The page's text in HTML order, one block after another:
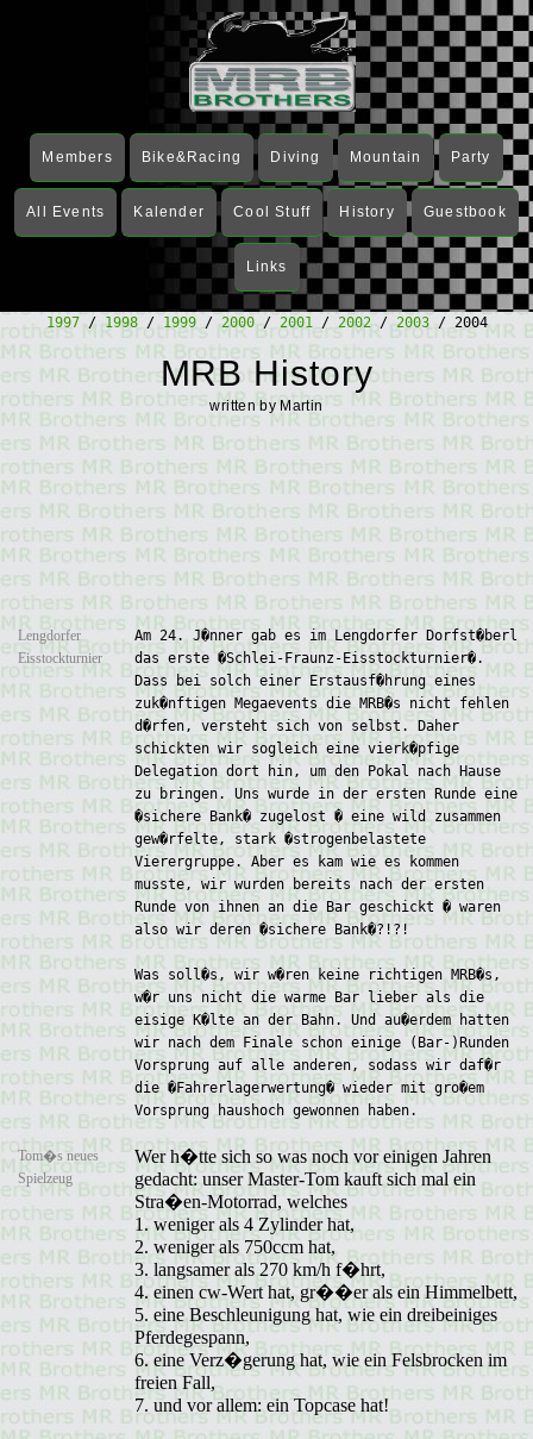
Members Bike&Racing Diving Mountain Party
All Events Kalender Cool Stuff History Guestbook
Links
1997/ 1998/ 1999/2000/ 2001/ 2002/ 2003/ 2004
MRB History
written by Martin
Lengdorfer
Eisstockturnier
Am 24. J�nner gab es im Lengdorfer Dorfst�berl
das erste �Schlei-Fraunz-Eisstockturnier�.
Dass bei solch einer Erstausf�hrung eines
zuk�nftigen Megaevents die MRB�s nicht fehlen
d�rfen, versteht sich von selbst. Daher
schickten wir sogleich eine vierk�pfige
Delegation dort hin, um den Pokal nach Hause
zu bringen. Uns wurde in der ersten Runde eine
�sichere Bank� zugelost � eine wild zusammen
gew�rfelte, stark �strogenbelastete
Vierergruppe. Aber es kam wie es kommen
musste, wir wurden bereits nach der ersten
Runde von ihnen an die Bar geschickt � waren
also wir deren �sichere Bank�?!?!
Was soll�s, wir w�ren keine richtigen MRB�s,
w�r uns nicht die warme Bar lieber als die
eisige K�lte an der Bahn. Und au�erdem hatten
wir nach dem Finale schon einige (Bar-)Runden
Vorsprung auf alle anderen, sodass wir daf�r
die �Fahrerlagerwertung� wieder mit gro�em
Vorsprung haushoch gewonnen haben.
Tom�s neues
Spielzeug
Wer h�tte sich so was noch vor einigen Jahren
gedacht: unser Master-Tom kauft sich mal ein
Stra�en-Motorrad, welches
1. weniger als 4 Zylinder hat,
2. weniger als 750ccm hat,
3. langsamer als 270 km/h f�hrt,
4. einen cw-Wert hat, gr��er als ein Himmelbett,
5. eine Beschleunigung hat, wie ein dreibeiniges
Pferdegespann,
6. eine Verz�gerung hat, wie ein Felsbrocken im
freien Fall,
7. und vor allem: ein Topcase hat!